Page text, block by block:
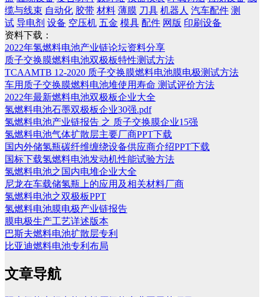
缆与线束 自动化 胶带 材料 薄膜 刀具 机器人 汽车配件 测
试 导电剂 设备 空压机 五金 模具 配件 网版 印刷设备
资料下载：
2022年氢燃料电池产业链论坛资料分享
质子交换膜燃料电池双极板特性测试方法
TCAAMTB 12-2020 质子交换膜燃料电池膜电极测试方法
车用质子交换膜燃料电池堆使用寿命 测试评价方法
2022年最新燃料电池双极板企业大全
氢燃料电池石墨双极板企业30强.pdf
氢燃料电池产业链报告 之 质子交换膜企业15强
氢燃料电池气体扩散层主要厂商PPT下载
国内外储氢瓶碳纤维缠绕设备供应商介绍PPT下载
国标下载氢燃料电池发动机性能试验方法
氢燃料电池之国内电堆企业大全
尼龙在车载储氢瓶上的应用及相关材料厂商
氢燃料电池之双极板PPT
氢燃料电池膜电极产业链报告
膜电极生产工艺详述版本
巴斯夫燃料电池扩散层专利
比亚迪燃料电池专利布局
文章导航